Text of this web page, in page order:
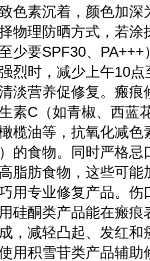
色素沉着，颜色加
物理防晒方式，若
至少要SPF30、
烈时，减少上午10
淡营养促修复。瘢痕
素C（如青椒、西蓝
榄油等，抗氧化减
的食物。同时严格
脂肪食物，这些可
用专业修复产品。
硅酮类产品能在瘢
，减轻凸起、发红
用积雪苷类产品辅